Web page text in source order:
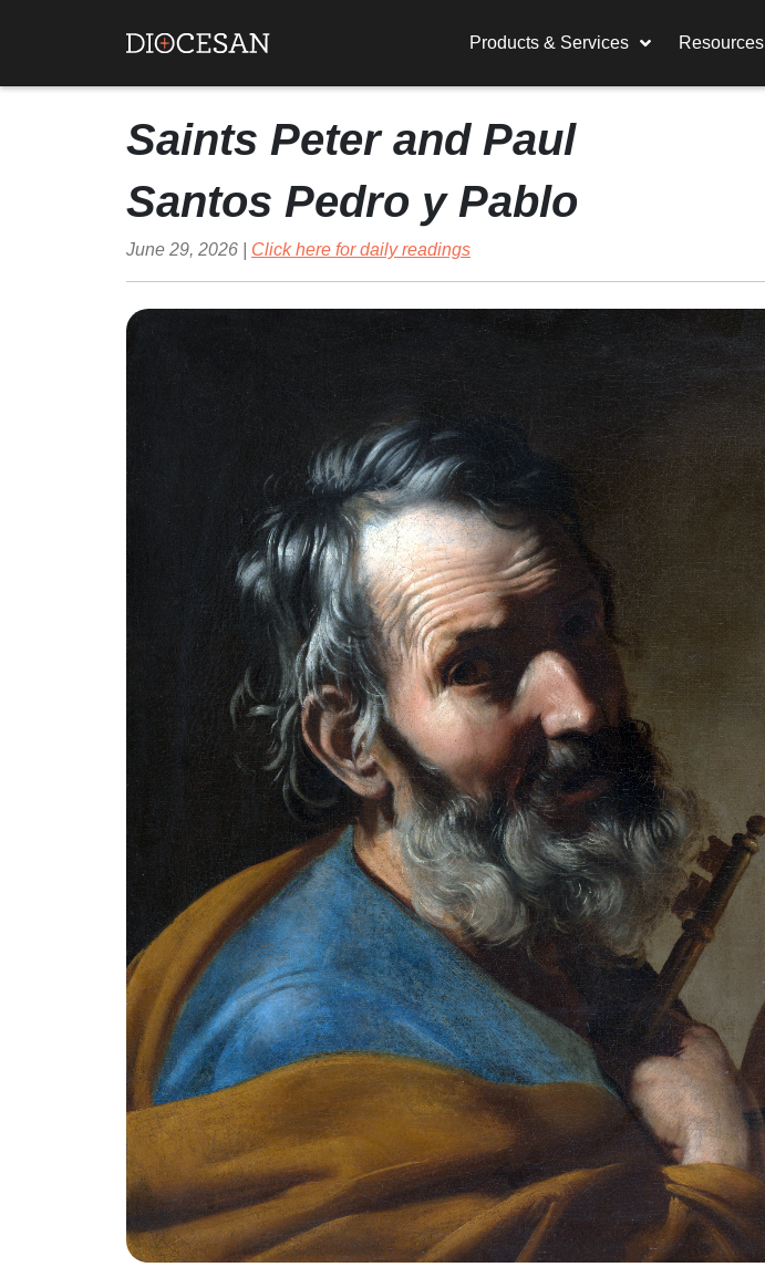
Products & Services Resources
Saints Peter and Paul
Santos Pedro y Pablo
June 29, 2026 | Click here for daily readings